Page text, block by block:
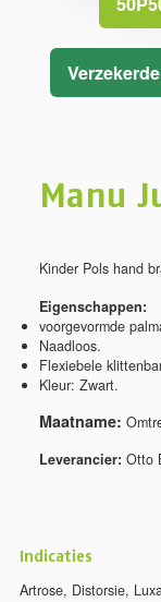
Manu
Kinder Pols hand
Eigenschappen:
voorgevormde
Naadloos.
Flexiebele
Kleur: Zwart.
Maatname:
Leverancier: Otto
Indicaties
Artrose, Distorsie,